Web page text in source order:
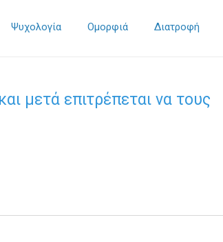
Ψυχολογία Ομορφιά Διατροφή
μετά επιτρέπεται να τους